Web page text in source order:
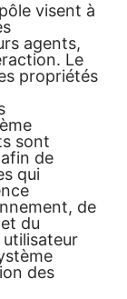
visent à
agents,
Le
propriétés
sont
de
qui
de
du
utilisateur
des